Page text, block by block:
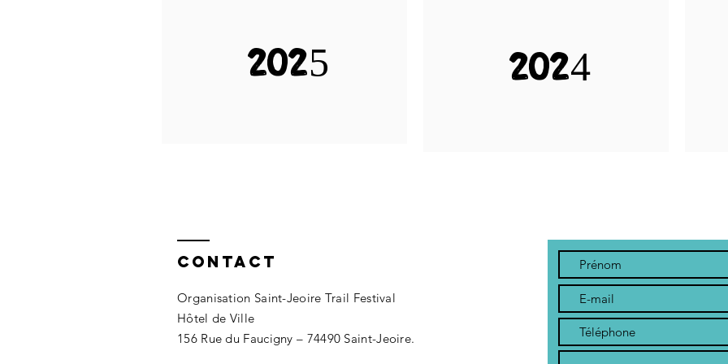
2025 2024
Contact
Organisation Saint-Jeoire Trail Festival
Hôtel de Ville
156 Rue du Faucigny – 74490 Saint-Jeoire.